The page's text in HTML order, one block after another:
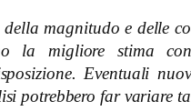
magnitudo e delle
la migliore stima
Eventuali
potrebbero far variare